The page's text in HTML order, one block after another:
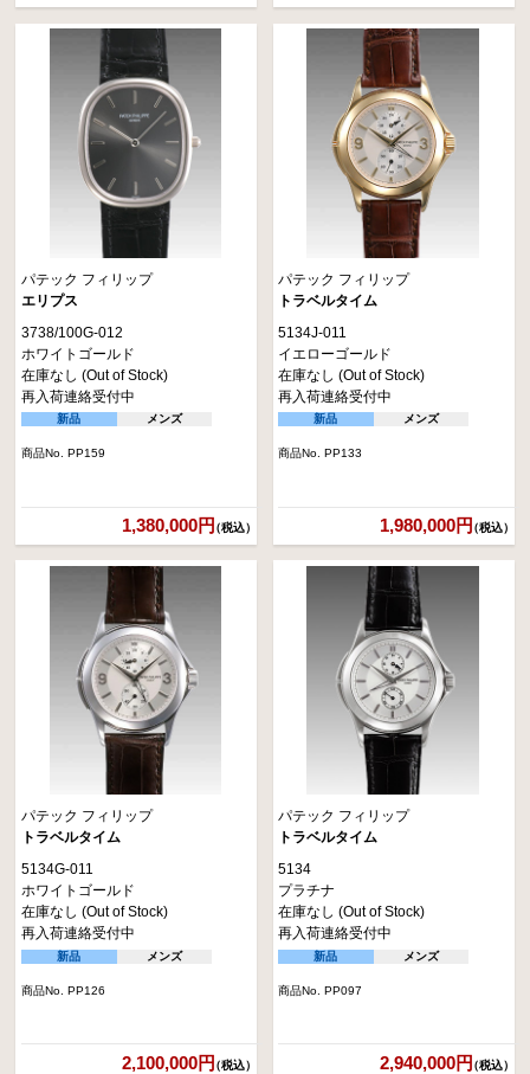
パテック フィリップ
エリプス
3738/100G-012
ホワイトゴールド
在庫なし (Out of Stock)
再入荷連絡受付中
新品 メンズ
商品No. PP159
1,380,000円（税込）
パテック フィリップ
トラベルタイム
5134J-011
イエローゴールド
在庫なし (Out of Stock)
再入荷連絡受付中
新品 メンズ
商品No. PP133
1,980,000円（税込）
パテック フィリップ
トラベルタイム
5134G-011
ホワイトゴールド
在庫なし (Out of Stock)
再入荷連絡受付中
新品 メンズ
商品No. PP126
2,100,000円（税込）
パテック フィリップ
トラベルタイム
5134
プラチナ
在庫なし (Out of Stock)
再入荷連絡受付中
新品 メンズ
商品No. PP097
2,940,000円（税込）